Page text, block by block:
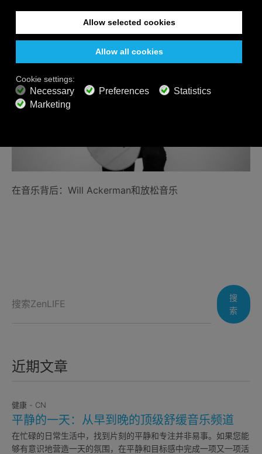
在音乐背后：Will Ackerman和放松音乐
搜
索
近期文章
健康 - CN
平静的一天：从早到晚的顶级舒缓音乐频道
在忙碌的日常生活中，找到片刻的平静和专注并非易事。如果您能
够有意识地营造一天的氛围，在平静和目标感中完成一项又一项活